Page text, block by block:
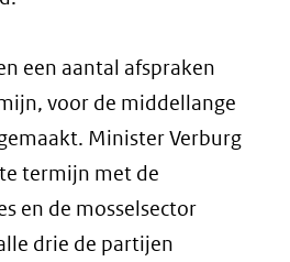
een aantal afspraken
voor de middellange
Minister Verburg
termijn met de
en de mosselsector
drie de partijen